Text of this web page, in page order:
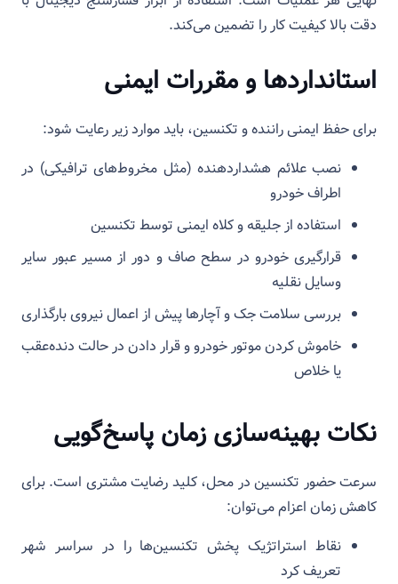
دقت بالا کیفیت کار را تضمین می‌کند.
استانداردها و مقررات ایمنی
برای حفظ ایمنی راننده و تکنسین، باید موارد زیر رعایت شود:
نصب علائم هشداردهنده (مثل مخروط‌های ترافیکی) در
اطراف خودرو
استفاده از جلیقه و کلاه ایمنی توسط تکنسین
قرارگیری خودرو در سطح صاف و دور از مسیر عبور سایر
وسایل نقلیه
بررسی سلامت جک و آچارها پیش از اعمال نیروی بارگذاری
خاموش کردن موتور خودرو و قرار دادن در حالت دنده‌عقب
یا خلاص
نکات بهینه‌سازی زمان پاسخ‌گویی
سرعت حضور تکنسین در محل، کلید رضایت مشتری است. برای
کاهش زمان اعزام می‌توان:
نقاط استراتژیک پخش تکنسین‌ها را در سراسر شهر
تعریف کرد